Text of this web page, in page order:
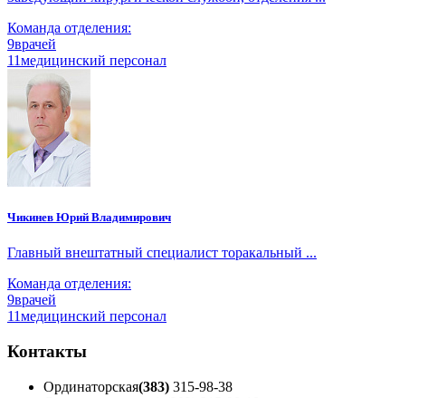
Команда отделения:
9врачей
11медицинский персонал
Чикинев Юрий Владимирович
Главный внештатный специалист торакальный ...
Команда отделения:
9врачей
11медицинский персонал
Контакты
Ординаторская(383) 315-98-38